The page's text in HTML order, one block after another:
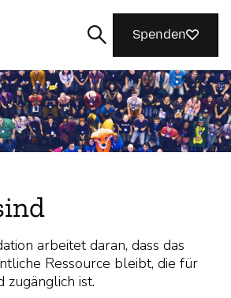
Mozilla kennen
mit
Spenden
arbeitet daran, dass das
Ressource bleibt, die für
ist.